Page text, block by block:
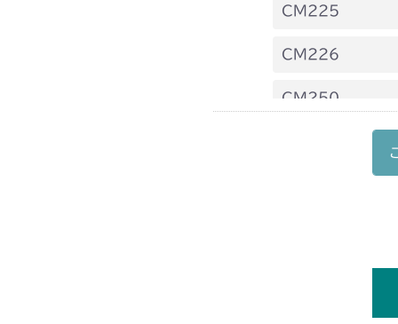
ミッション
CM225
ミッション
CM226
ミッション
CM250
ミッション
CM2201YCV/